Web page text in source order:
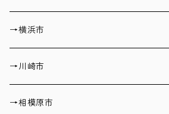
→横浜市
→川崎市
→相模原市